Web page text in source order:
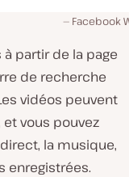
Facebook
partir de la page
de recherche
vidéos peuvent
vous pouvez
la musique,
enregistrées.